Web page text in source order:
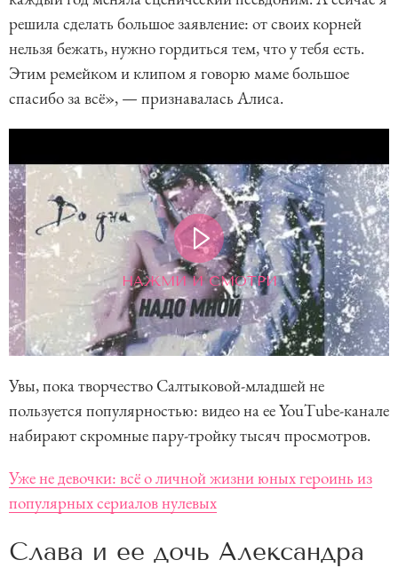
решила сделать большое заявление: от своих корней
нельзя бежать, нужно гордиться тем, что у тебя есть.
Этим ремейком и клипом я говорю маме большое
спасибо за всё», — признавалась Алиса.
НАЖМИ И СМОТРИ
Увы, пока творчество Салтыковой-младшей не
пользуется популярностью: видео на ее YouTube-канале
набирают скромные пару-тройку тысяч просмотров.
Уже не девочки: всё о личной жизни юных героинь из
популярных сериалов нулевых
Слава и ее дочь Александра